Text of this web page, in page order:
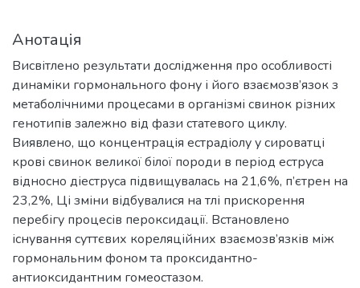
Анотація
Висвітлено результати дослідження про особливості
динаміки гормонального фону і його взаємозв’язок з
метаболічними процесами в організмі свинок різних
генотипів залежно від фази статевого циклу.
Виявлено, що концентрація естрадіолу у сироватці
крові свинок великої білої породи в період еструса
відносно діеструса підвищувалась на 21,6%, п’єтрен на
23,2%, Ці зміни відбувалися на тлі прискорення
перебігу процесів пероксидації. Встановлено
існування суттєвих кореляційних взаємозв’язків між
гормональним фоном та проксидантно-
антиоксидантним гомеостазом.